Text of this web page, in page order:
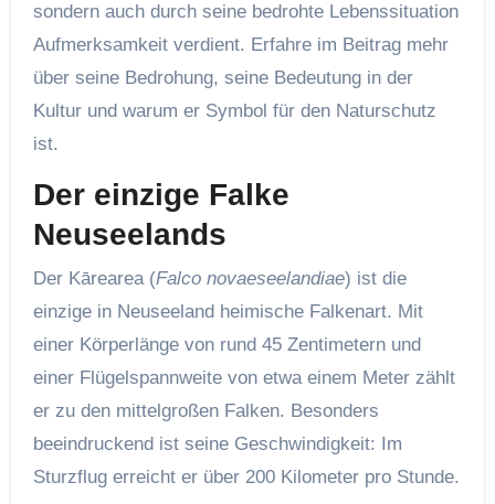
sondern auch durch seine bedrohte Lebenssituation
Aufmerksamkeit verdient. Erfahre im Beitrag mehr
über seine Bedrohung, seine Bedeutung in der
Kultur und warum er Symbol für den Naturschutz
ist.
Der einzige Falke
Neuseelands
Der Kārearea (Falco novaeseelandiae) ist die
einzige in Neuseeland heimische Falkenart. Mit
einer Körperlänge von rund 45 Zentimetern und
einer Flügelspannweite von etwa einem Meter zählt
er zu den mittelgroßen Falken. Besonders
beeindruckend ist seine Geschwindigkeit: Im
Sturzflug erreicht er über 200 Kilometer pro Stunde.